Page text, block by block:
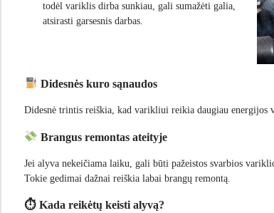
todėl variklis dirba sunkiau, gali sumažėti galia,
atsirasti garsesnis darbas.
Didesnės kuro sąnaudos
Didesnė trintis reiškia, kad varikliui reikia daugiau energijos
Brangus remontas ateityje
Jei alyva nekeičiama laiku, gali būti pažeistos svarbios
Tokie gedimai dažnai reiškia labai brangų remontą.
⏱ Kada reikėtų keisti alyvą?